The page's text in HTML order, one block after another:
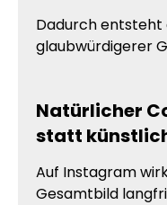
Dadurch entsteht
glaubwürdigerer
Natürlicher
statt
Auf Instagram
Gesamtbild